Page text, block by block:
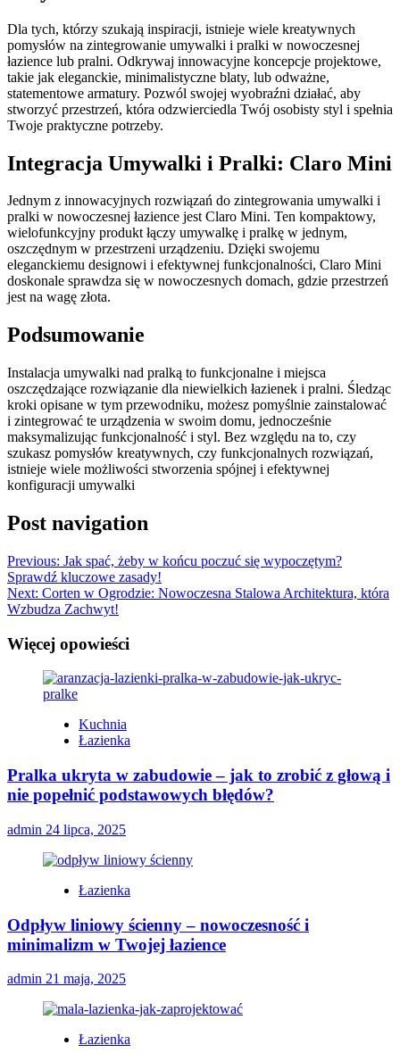
Dla tych, którzy szukają inspiracji, istnieje wiele kreatywnych
pomysłów na zintegrowanie umywalki i pralki w nowoczesnej
łazience lub pralni. Odkrywaj innowacyjne koncepcje projektowe,
takie jak eleganckie, minimalistyczne blaty, lub odważne,
statementowe armatury. Pozwól swojej wyobraźni działać, aby
stworzyć przestrzeń, która odzwierciedla Twój osobisty styl i spełnia
Twoje praktyczne potrzeby.
Integracja Umywalki i Pralki: Claro Mini
Jednym z innowacyjnych rozwiązań do zintegrowania umywalki i
pralki w nowoczesnej łazience jest Claro Mini. Ten kompaktowy,
wielofunkcyjny produkt łączy umywalkę i pralkę w jednym,
oszczędnym w przestrzeni urządzeniu. Dzięki swojemu
eleganckiemu designowi i efektywnej funkcjonalności, Claro Mini
doskonale sprawdza się w nowoczesnych domach, gdzie przestrzeń
jest na wagę złota.
Podsumowanie
Instalacja umywalki nad pralką to funkcjonalne i miejsca
oszczędzające rozwiązanie dla niewielkich łazienek i pralni. Śledząc
kroki opisane w tym przewodniku, możesz pomyślnie zainstalować
i zintegrować te urządzenia w swoim domu, jednocześnie
maksymalizując funkcjonalność i styl. Bez względu na to, czy
szukasz pomysłów kreatywnych, czy funkcjonalnych rozwiązań,
istnieje wiele możliwości stworzenia spójnej i efektywnej
konfiguracji umywalki
Post navigation
Previous: Jak spać, żeby w końcu poczuć się wypoczętym?
Sprawdź kluczowe zasady!
Next: Corten w Ogrodzie: Nowoczesna Stalowa Architektura, która
Wzbudza Zachwyt!
Więcej opowieści
Kuchnia
Łazienka
Pralka ukryta w zabudowie – jak to zrobić z głową i
nie popełnić podstawowych błędów?
admin 24 lipca, 2025
Łazienka
Odpływ liniowy ścienny – nowoczesność i
minimalizm w Twojej łazience
admin 21 maja, 2025
Łazienka